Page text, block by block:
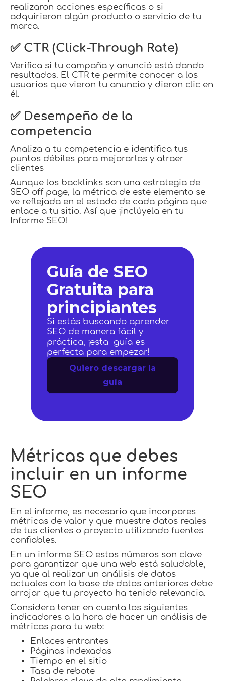
realizaron acciones específicas o si
adquirieron algún producto o servicio de tu
marca.
✅ CTR (Click-Through Rate)
Verifica si tu campaña y anunció está dando
resultados. El CTR te permite conocer a los
usuarios que vieron tu anuncio y dieron clic en
él.
✅ Desempeño de la
competencia
Analiza a tu competencia e identifica tus
puntos débiles para mejorarlos y atraer
clientes
Aunque los backlinks son una estrategia de
SEO off page, la métrica de este elemento se
ve reflejada en el estado de cada página que
enlace a tu sitio. Así que ¡inclúyela en tu
Informe SEO!
Guía de SEO
Gratuita para
principiantes
Si estás buscando aprender
SEO de manera fácil y
práctica, ¡esta guía es
perfecta para empezar!
Quiero descargar la
guía
Métricas que debes
incluir en un informe
SEO
En el informe, es necesario que incorpores
métricas de valor y que muestre datos reales
de tus clientes o proyecto utilizando fuentes
confiables.
En un informe SEO estos números son clave
para garantizar que una web está saludable,
ya que al realizar un análisis de datos
actuales con la base de datos anteriores debe
arrojar que tu proyecto ha tenido relevancia.
Considera tener en cuenta los siguientes
indicadores a la hora de hacer un análisis de
métricas para tu web:
Enlaces entrantes
Páginas indexadas
Tiempo en el sitio
Tasa de rebote